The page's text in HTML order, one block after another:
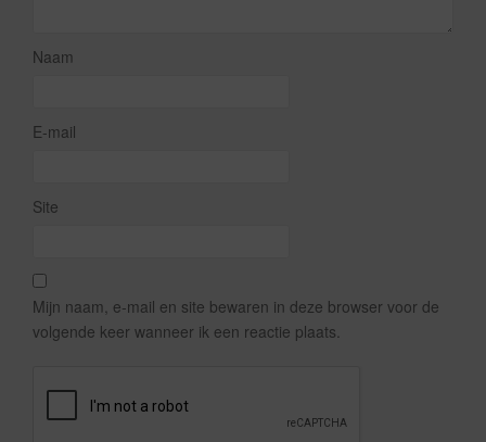
Naam
E-mail
Site
Mijn naam, e-mail en site bewaren in deze browser voor de
volgende keer wanneer ik een reactie plaats.